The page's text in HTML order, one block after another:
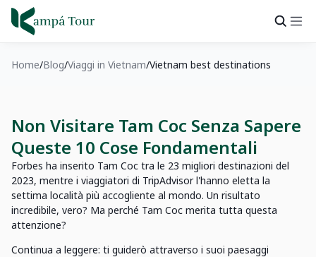
Home Blog Viaggi in Vietnam Vietnam best destinations
Non Visitare Tam Coc Senza Sapere
Queste 10 Cose Fondamentali
Forbes ha inserito Tam Coc tra le 23 migliori destinazioni del
2023, mentre i viaggiatori di TripAdvisor l'hanno eletta la
settima località più accogliente al mondo. Un risultato
incredibile, vero? Ma perché Tam Coc merita tutta questa
attenzione?
Continua a leggere: ti guiderò attraverso i suoi paesaggi